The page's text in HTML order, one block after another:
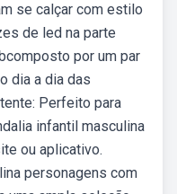
se calçar com estilo
de led na parte
por um par
dia a dia das
Perfeito para
infantil masculina
ou aplicativo.
personagens com